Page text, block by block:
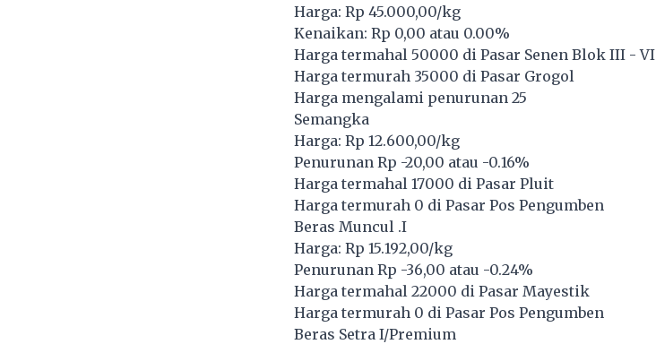
Harga: Rp 45.000,00/kg
Kenaikan: Rp 0,00 atau 0.00%
Harga termahal 50000 di Pasar Senen Blok III - VI
Harga termurah 35000 di Pasar Grogol
Harga mengalami penurunan 25
Semangka
Harga: Rp 12.600,00/kg
Penurunan Rp -20,00 atau -0.16%
Harga termahal 17000 di Pasar Pluit
Harga termurah 0 di Pasar Pos Pengumben
Beras Muncul .I
Harga: Rp 15.192,00/kg
Penurunan Rp -36,00 atau -0.24%
Harga termahal 22000 di Pasar Mayestik
Harga termurah 0 di Pasar Pos Pengumben
Beras Setra I/Premium